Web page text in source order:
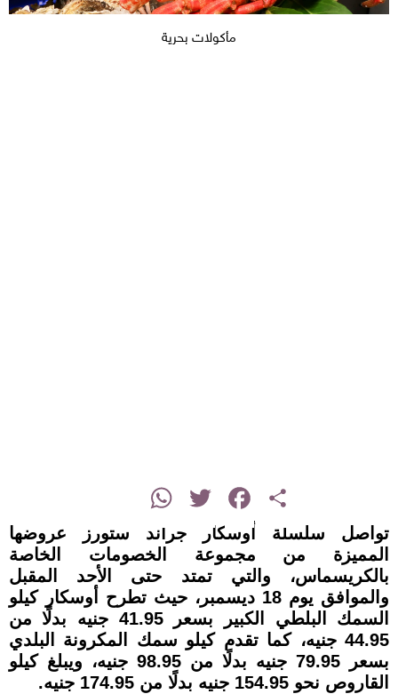
مأكولات بحرية
Share
Facebook
Twitter
WhatsApp
تواصل سلسلة أوسكار جراند ستورز عروضها
المميزة من مجموعة الخصومات الخاصة
بالكريسماس، والتي تمتد حتى الأحد المقبل
والموافق يوم 18 ديسمبر، حيث تطرح أوسكار كيلو
السمك البلطي الكبير بسعر 41.95 جنيه بدلًا من
44.95 جنيه، كما تقدم كيلو سمك المكرونة البلدي
بسعر 79.95 جنيه بدلًا من 98.95 جنيه، ويبلغ كيلو
القاروص نحو 154.95 جنيه بدلًا من 174.95 جنيه.